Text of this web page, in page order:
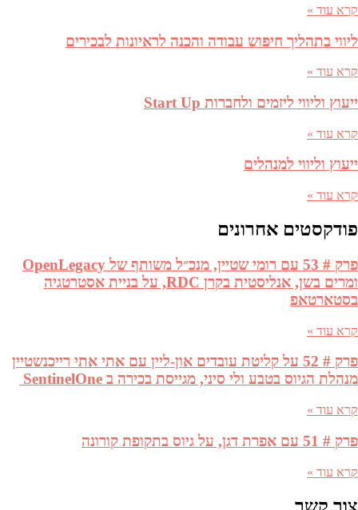
קרא עוד »
ליווי בתהליך חיפוש עבודה והכנה לראיונות לבכירים
קרא עוד »
ייעוץ וליווי ליזמים ולחברות Start Up
קרא עוד »
ייעוץ וליווי למנהלים
קרא עוד »
פודקסטים אחרונים
פרק # 53 עם רומי שטיין, מנכ״ל משותף של OpenLegacy
ומרים בשן, אנליסטית בקרן RDC, על בניית אסטרטגיה
בסטארטאפ
קרא עוד »
פרק # 52 על קליטת עובדים און-ליין עם אתי אתי רייכנשטיין
מנהלת הגיוס בטבע ולי סיני, מגייסת בכירה ב SentinelOne
קרא עוד »
פרק # 51 עם אפרת דגן, על גיוס בתקופת קורונה
קרא עוד »
צור קשר